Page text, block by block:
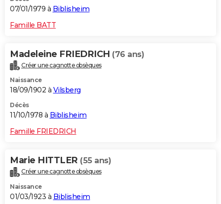
07/01/1979 à Biblisheim
Famille BATT
Madeleine FRIEDRICH (76 ans)
Créer une cagnotte obsèques
Naissance
18/09/1902 à Vilsberg
Décès
11/10/1978 à Biblisheim
Famille FRIEDRICH
Marie HITTLER (55 ans)
Créer une cagnotte obsèques
Naissance
01/03/1923 à Biblisheim